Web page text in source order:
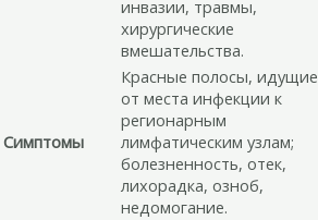
инвазии, травмы,
хирургические
вмешательства.
Симптомы
Красные полосы, идущие
от места инфекции к
регионарным
лимфатическим узлам;
болезненность, отек,
лихорадка, озноб,
недомогание.